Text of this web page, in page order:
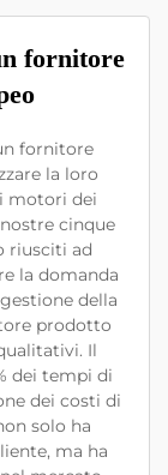
fornitore
fornitore
la loro
motori dei
cinque
riusciti ad
la domanda
della
prodotto
Il
dei tempi di
dei costi di
solo ha
ma ha